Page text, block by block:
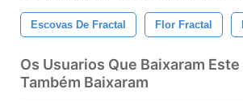
Escovas De Fractal Flor Fractal
Os Usuarios Que Baixaram
Também Baixaram